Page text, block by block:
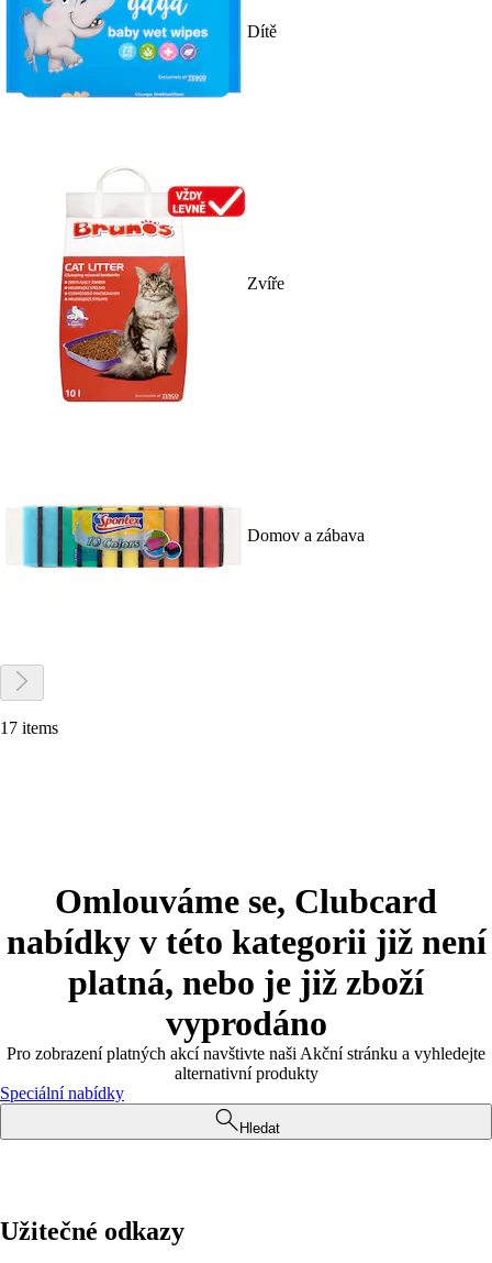
Dítě
Zvíře
Domov a zábava
17 items
Omlouváme se, Clubcard
nabídky v této kategorii již není
platná, nebo je již zboží
vyprodáno
Pro zobrazení platných akcí navštivte naši Akční stránku a vyhledejte
alternativní produkty
Speciální nabídky
Hledat
Užitečné odkazy